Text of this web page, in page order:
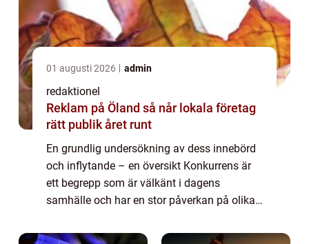
01 augusti 2026 admin
redaktionel
Reklam på Öland så når lokala företag
rätt publik året runt
En grundlig undersökning av dess innebörd
och inflytande – en översikt Konkurrens är
ett begrepp som är välkänt i dagens
samhälle och har en stor påverkan på olika
affärsvärlden. I denna artikel kommer vi att